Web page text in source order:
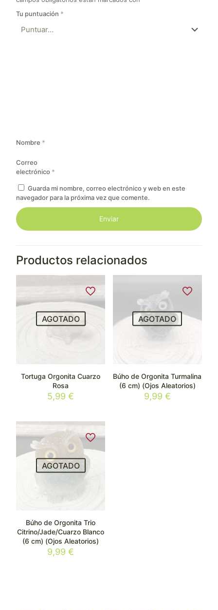
Tu puntuación *
Nombre *
Correo
electrónico *
Guarda mi nombre, correo electrónico y web en este
navegador para la próxima vez que comente.
Productos relacionados
AGOTADO
Tortuga Orgonita Cuarzo
Rosa
5,99€
AGOTADO
Búho de Orgonita Turmalina
(6 cm) (Ojos Aleatorios)
9,99 €
AGOTADO
Búho de Orgonita Trio
Citrino/Jade/Cuarzo Blanco
(6 cm) (Ojos Aleatorios)
9,99€